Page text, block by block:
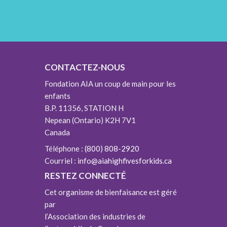
CONTACTEZ-NOUS
Fondation AIA un coup de main pour les
enfants
B.P. 11356, STATION H
Nepean (Ontario) K2H 7V1
Canada
Téléphone :(800) 808-2920
Courriel : info@aiahighfivesforkids.ca
RESTEZ CONNECTÉ
Cet organisme de bienfaisance est géré
par
l’Association des industries de